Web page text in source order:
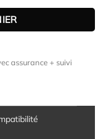
assurance + suivi